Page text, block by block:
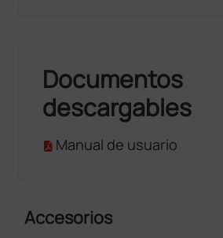
Documentos
descargables
Manual de usuario
Accesorios